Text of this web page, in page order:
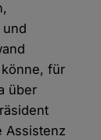
für
über
Assistenz